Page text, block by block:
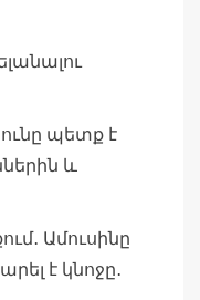
պետք է
և
Ամուսինը
է կնոջը․